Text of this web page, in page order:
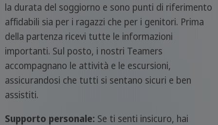
la durata del soggiorno e sono punti di riferimento
affidabili sia per i ragazzi che per i genitori. Prima
della partenza ricevi tutte le informazioni
importanti. Sul posto, i nostri Teamers
accompagnano le attività e le escursioni,
assicurandosi che tutti si sentano sicuri e ben
assistiti.
Supporto personale: Se ti senti insicuro, hai